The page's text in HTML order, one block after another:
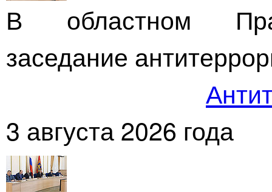
В областном
заседание
3 августа 2026 года